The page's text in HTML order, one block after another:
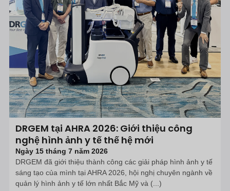
DRGEM tại AHRA 2026: Giới thiệu công
nghệ hình ảnh y tế thế hệ mới
Ngày 15 tháng 7 năm 2026
DRGEM đã giới thiệu thành công các giải pháp hình ảnh y tế
sáng tạo của mình tại AHRA 2026, hội nghị chuyên ngành về
quản lý hình ảnh y tế lớn nhất Bắc Mỹ và (...)